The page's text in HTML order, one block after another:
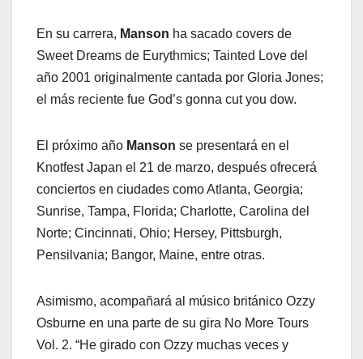
En su carrera, Manson ha sacado covers de
Sweet Dreams de Eurythmics; Tainted Love del
año 2001 originalmente cantada por Gloria Jones;
el más reciente fue God’s gonna cut you dow.
El próximo año Manson se presentará en el
Knotfest Japan el 21 de marzo, después ofrecerá
conciertos en ciudades como Atlanta, Georgia;
Sunrise, Tampa, Florida; Charlotte, Carolina del
Norte; Cincinnati, Ohio; Hersey, Pittsburgh,
Pensilvania; Bangor, Maine, entre otras.
Asimismo, acompañará al músico británico Ozzy
Osburne en una parte de su gira No More Tours
Vol. 2. “He girado con Ozzy muchas veces y